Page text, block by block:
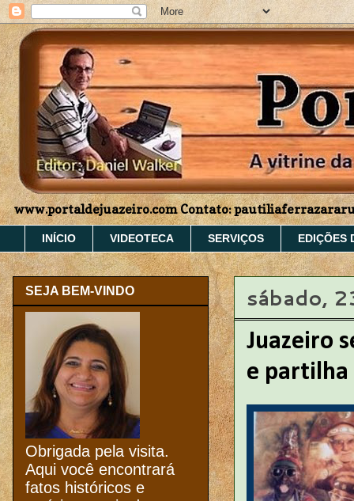
www.portaldejuazeiro.com Contato:
INÍCIO VIDEOTECA SERVIÇOS EDIÇÕES
sábado,
Juazeiro
e partilha
SEJA BEM-VINDO
Obrigada pela visita.
Aqui você encontrará
fatos históricos e